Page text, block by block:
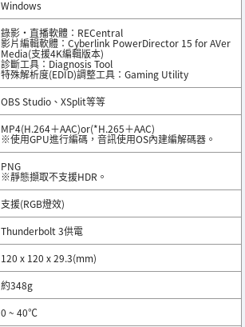
Windows
錄影・直播軟體：RECentral
影片編輯軟體：Cyberlink PowerDirector 15 for AVer
Media(支援4K編輯版本)
診斷工具：Diagnosis Tool
特殊解析度(EDID)調整工具：Gaming Utility
OBS Studio、XSplit等等
MP4(H.264＋AAC)or(*H.265＋AAC)
※使用GPU進行編碼，音訊使用OS內建編解碼器。
PNG
※靜態擷取不支援HDR。
支援(RGB燈效)
Thunderbolt 3供電
120 x 120 x 29.3(mm)
約348g
0 ~ 40℃